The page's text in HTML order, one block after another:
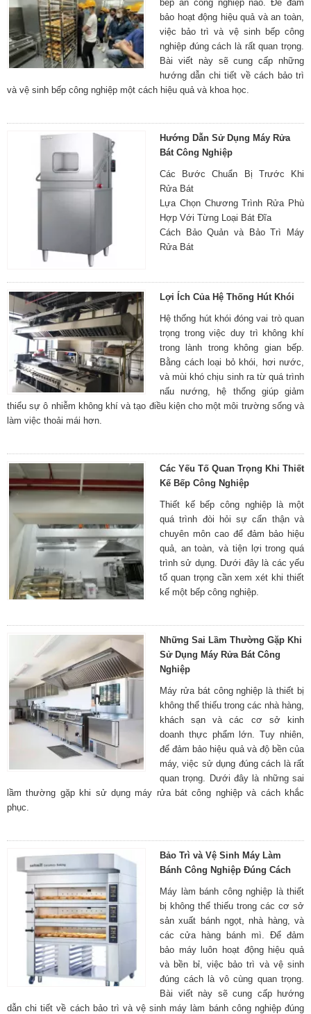
bếp ăn công nghiệp nào. Để đảm
bảo hoạt động hiệu quả và an toàn,
việc bảo trì và vệ sinh bếp công
nghiệp đúng cách là rất quan trọng.
Bài viết này sẽ cung cấp những
hướng dẫn chi tiết về cách bảo trì
và vệ sinh bếp công nghiệp một cách hiệu quả và khoa học.
Hướng Dẫn Sử Dụng Máy Rửa
Bát Công Nghiệp
Các Bước Chuẩn Bị Trước Khi
Rửa Bát
Lựa Chọn Chương Trình Rửa Phù
Hợp Với Từng Loại Bát Đĩa
Cách Bảo Quản và Bảo Trì Máy
Rửa Bát
Lợi Ích Của Hệ Thống Hút Khói
Hệ thống hút khói đóng vai trò quan
trọng trong việc duy trì không khí
trong lành trong không gian bếp.
Bằng cách loại bỏ khói, hơi nước,
và mùi khó chịu sinh ra từ quá trình
nấu nướng, hệ thống giúp giảm
thiểu sự ô nhiễm không khí và tạo điều kiện cho một môi trường sống và
làm việc thoải mái hơn.
Các Yếu Tố Quan Trọng Khi Thiết
Kế Bếp Công Nghiệp
Thiết kế bếp công nghiệp là một
quá trình đòi hỏi sự cẩn thận và
chuyên môn cao để đảm bảo hiệu
quả, an toàn, và tiện lợi trong quá
trình sử dụng. Dưới đây là các yếu
tố quan trọng cần xem xét khi thiết
kế một bếp công nghiệp.
Những Sai Lầm Thường Gặp Khi
Sử Dụng Máy Rửa Bát Công
Nghiệp
Máy rửa bát công nghiệp là thiết bị
không thể thiếu trong các nhà hàng,
khách sạn và các cơ sở kinh
doanh thực phẩm lớn. Tuy nhiên,
để đảm bảo hiệu quả và độ bền của
máy, việc sử dụng đúng cách là rất
quan trọng. Dưới đây là những sai
lầm thường gặp khi sử dụng máy rửa bát công nghiệp và cách khắc
phục.
Bảo Trì và Vệ Sinh Máy Làm
Bánh Công Nghiệp Đúng Cách
Máy làm bánh công nghiệp là thiết
bị không thể thiếu trong các cơ sở
sản xuất bánh ngọt, nhà hàng, và
các cửa hàng bánh mì. Để đảm
bảo máy luôn hoạt động hiệu quả
và bền bỉ, việc bảo trì và vệ sinh
đúng cách là vô cùng quan trọng.
Bài viết này sẽ cung cấp hướng
dẫn chi tiết về cách bảo trì và vệ sinh máy làm bánh công nghiệp đúng